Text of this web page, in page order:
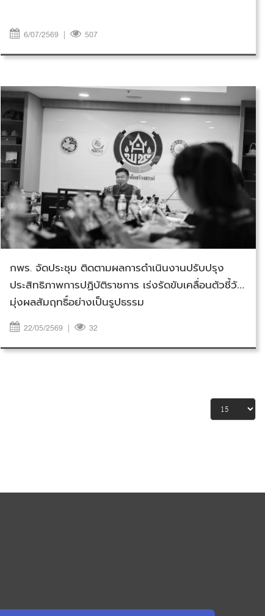
6/07/2569 | 507
วันศุกร์ที่ 22 พฤษภาคม 2569
กพร. จัดประชุม ติดตามผลการดำเนินงานปรับปรุง
ประสิทธิภาพการปฏิบัติราชการ เร่งรัดขับเคลื่อนตัวชี้วัด
มุ่งผลสัมฤทธิ์อย่างเป็นรูปธรรม
22/05/2569 | 32